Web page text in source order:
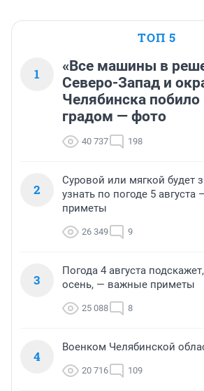
ТОП 5
1
«Все машины в
Северо-Запад и
Челябинска
градом — фото
40 737 198
2
Суровой или мягкой будет
узнать по погоде 5
приметы
26 349 9
3
Погода 4 августа
осень, — важные приметы
25 088 8
4
Военком Челябинской
20 716 109